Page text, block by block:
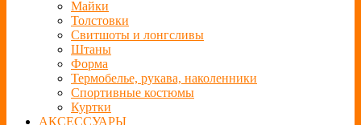
Майки
Толстовки
Свитшоты и лонгсливы
Штаны
Форма
Термобелье, рукава, наколенники
Спортивные костюмы
Куртки
АКСЕССУАРЫ